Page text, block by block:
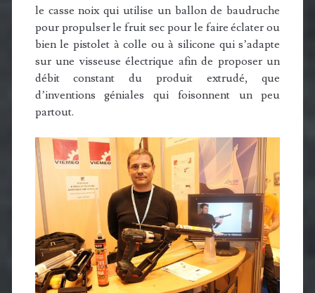
le casse noix qui utilise un ballon de baudruche
pour propulser le fruit sec pour le faire éclater ou
bien le pistolet à colle ou à silicone qui s’adapte
sur une visseuse électrique afin de proposer un
débit constant du produit extrudé, que
d’inventions géniales qui foisonnent un peu
partout.